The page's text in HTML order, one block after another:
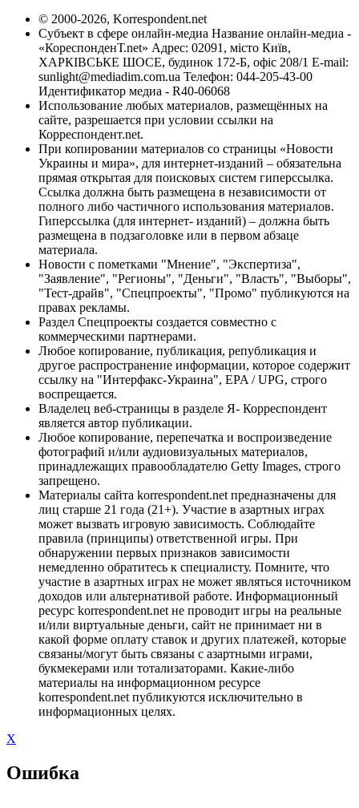
© 2000-2026, Korrespondent.net
Субъект в сфере онлайн-медиа Название онлайн-медиа -
«КореспонденТ.net» Адрес: 02091, місто Київ,
ХАРКІВСЬКЕ ШОСЕ, будинок 172-Б, офіс 208/1 E-mail:
sunlight@mediadim.com.ua Телефон: 044-205-43-00
Идентификатор медиа - R40-06068
Использование любых материалов, размещённых на
сайте, разрешается при условии ссылки на
Корреспондент.net.
При копировании материалов со страницы «Новости
Украины и мира», для интернет-изданий – обязательна
прямая открытая для поисковых систем гиперссылка.
Ссылка должна быть размещена в независимости от
полного либо частичного использования материалов.
Гиперссылка (для интернет- изданий) – должна быть
размещена в подзаголовке или в первом абзаце
материала.
Новости с пометками "Мнение", "Экспертиза",
"Заявление", "Регионы", "Деньги", "Власть", "Выборы",
"Тест-драйв", "Спецпроекты", "Промо" публикуются на
правах рекламы.
Раздел Спецпроекты создается совместно с
коммерческими партнерами.
Любое копирование, публикация, републикация и
другое распространение информации, которое содержит
ссылку на "Интерфакс-Украина", EPA / UPG, строго
воспрещается.
Владелец веб-страницы в разделе Я- Корреспондент
является автор публикации.
Любое копирование, перепечатка и воспроизведение
фотографий и/или аудиовизуальных материалов,
принадлежащих правообладателю Getty Images, строго
запрещено.
Материалы сайта korrespondent.net предназначены для
лиц старше 21 года (21+). Участие в азартных играх
может вызвать игровую зависимость. Соблюдайте
правила (принципы) ответственной игры. При
обнаружении первых признаков зависимости
немедленно обратитесь к специалисту. Помните, что
участие в азартных играх не может являться источником
доходов или альтернативой работе. Информационный
ресурс korrespondent.net не проводит игры на реальные
и/или виртуальные деньги, сайт не принимает ни в
какой форме оплату ставок и других платежей, которые
связаны/могут быть связаны с азартными играми,
букмекерами или тотализаторами. Какие-либо
материалы на информационном ресурсе
korrespondent.net публикуются исключительно в
информационных целях.
X
Ошибка